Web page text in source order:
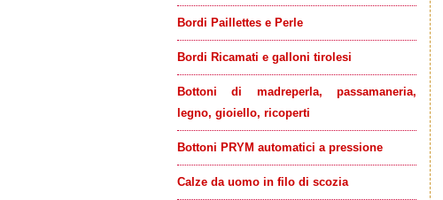
Bordi Paillettes e Perle
Bordi Ricamati e galloni tirolesi
Bottoni di madreperla, passamaneria,
legno, gioiello, ricoperti
Bottoni PRYM automatici a pressione
Calze da uomo in filo di scozia